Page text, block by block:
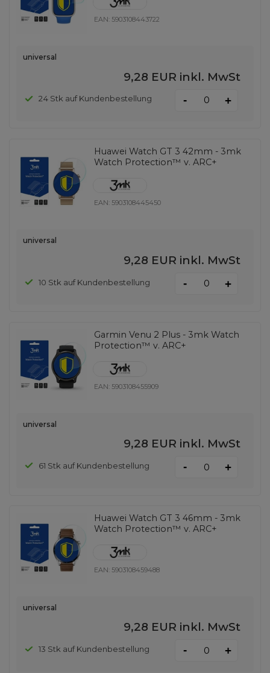
EAN: 5903108443722
universal
9,28 EUR inkl. MwSt
24 Stk auf Kundenbestellung - +
Huawei Watch GT 3 42mm - 3mk
Watch Protection™ v. ARC+
EAN: 5903108445450
universal
9,28 EUR inkl. MwSt
10 Stk auf Kundenbestellung - +
Garmin Venu 2 Plus - 3mk Watch
Protection™ v. ARC+
EAN: 5903108455909
universal
9,28 EUR inkl. MwSt
61 Stk auf Kundenbestellung - +
Huawei Watch GT 3 46mm - 3mk
Watch Protection™ v. ARC+
EAN: 5903108459488
universal
9,28 EUR inkl. MwSt
13 Stk auf Kundenbestellung - +